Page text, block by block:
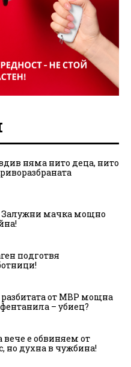
няма нито деца, нито
Залужни мачка мощно
подготвя
разбитата от МВР мощна
– убиец?
е обвиняем от
но духна в чужбина!